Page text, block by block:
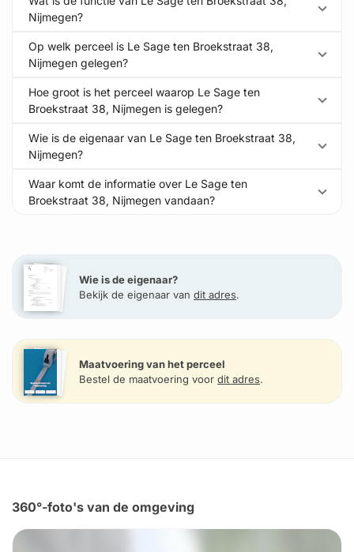
Nijmegen?
Op welk perceel is Le Sage ten Broekstraat 38,
Nijmegen gelegen?
Hoe groot is het perceel waarop Le Sage ten
Broekstraat 38, Nijmegen is gelegen?
Wie is de eigenaar van Le Sage ten Broekstraat 38,
Nijmegen?
Waar komt de informatie over Le Sage ten
Broekstraat 38, Nijmegen vandaan?
Wie is de eigenaar?
Bekijk de eigenaar van dit adres.
Maatvoering van het perceel
Bestel de maatvoering voor dit adres.
360°-foto's van de omgeving